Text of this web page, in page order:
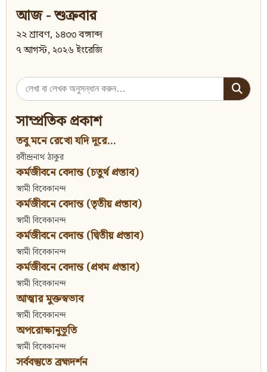
আজ - শুক্রবার
২২ শ্রাবণ, ১৪৩৩ বঙ্গাব্দ
৭ আগস্ট, ২০২৬ ইংরেজি
Search
for:
সাম্প্রতিক প্রকাশ
তবু মনে রেখো যদি দূরে...
রবীন্দ্রনাথ ঠাকুর
কর্মজীবনে বেদান্ত (চতুর্থ প্রস্তাব)
স্বামী বিবেকানন্দ
কর্মজীবনে বেদান্ত (তৃতীয় প্রস্তাব)
স্বামী বিবেকানন্দ
কর্মজীবনে বেদান্ত (দ্বিতীয় প্রস্তাব)
স্বামী বিবেকানন্দ
কর্মজীবনে বেদান্ত (প্রথম প্রস্তাব)
স্বামী বিবেকানন্দ
আত্মার মুক্তস্বভাব
স্বামী বিবেকানন্দ
অপরোক্ষানুভূতি
স্বামী বিবেকানন্দ
সর্ববস্তুতে ব্রহ্মদর্শন